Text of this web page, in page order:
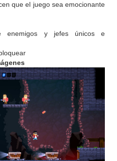
que el juego sea emocionante
enemigos y jefes únicos e